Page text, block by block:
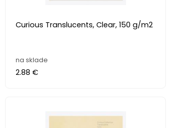
Curious Translucents, Clear, 150 g/m2
na sklade
2.88 €